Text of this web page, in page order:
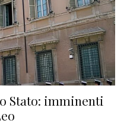
Stato: imminenti